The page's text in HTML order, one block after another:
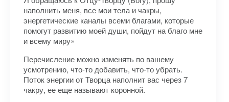
наполнить меня, все мои тела и чакры,
энергетические каналы всеми благами, которые
помогут развитию моей души, пойдут на благо мне
и всему миру»
Перечисление можно изменять по вашему
усмотрению, что-то добавить, что-то убрать.
Поток энергии от Творца наполнит вас через 7
чакру, ее еще называют коронной.